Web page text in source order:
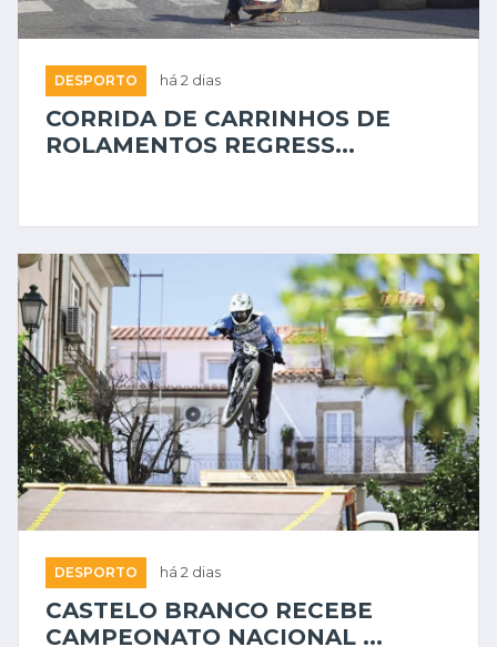
DESPORTO há 2 dias
CORRIDA DE CARRINHOS DE
ROLAMENTOS REGRESS...
DESPORTO há 2 dias
CASTELO BRANCO RECEBE
CAMPEONATO NACIONAL ...